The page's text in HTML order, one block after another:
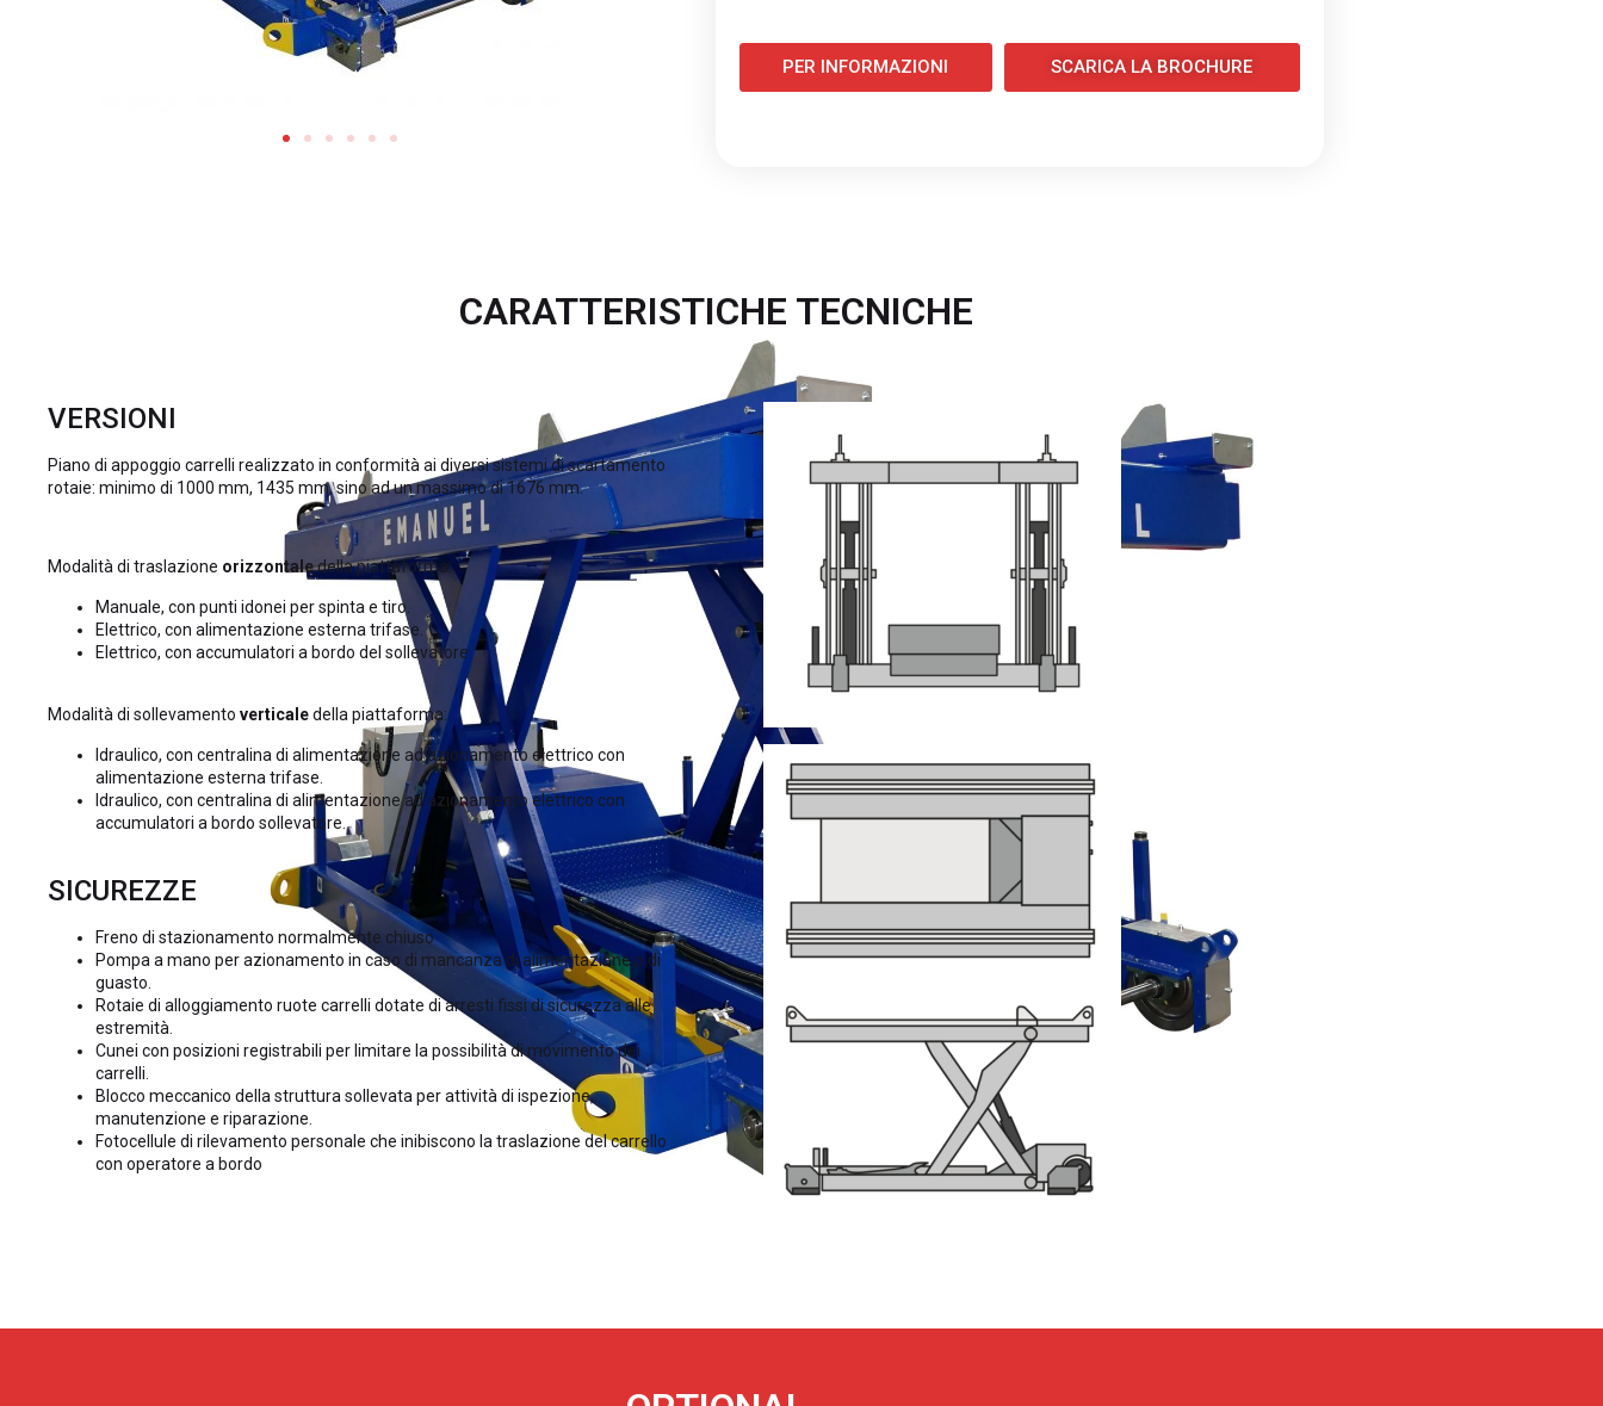
PER INFORMAZIONI SCARICA LA BROCHURE
CARATTERISTICHE TECNICHE
VERSIONI
Piano di appoggio carrelli realizzato in conformità ai diversi sistemi di scartamento
rotaie: minimo di 1000 mm, 1435 mm, sino ad un massimo di 1676 mm.
Modalità di traslazione orizzontaledella piattaforma:
Manuale, con punti idonei per spinta e tiro.
Elettrico, con alimentazione esterna trifase.
Elettrico, con accumulatori a bordo del sollevatore.
Modalità di sollevamento verticaledella piattaforma:
Idraulico, con centralina di alimentazione ad azionamento elettrico con
alimentazione esterna trifase.
Idraulico, con centralina di alimentazione ad azionamento elettrico con
accumulatori a bordo sollevatore.
SICUREZZE
Freno di stazionamento normalmente chiuso
Pompa a mano per azionamento in caso di mancanza di alimentazione o di
guasto.
Rotaie di alloggiamento ruote carrelli dotate di arresti fissi di sicurezza alle
estremità.
Cunei con posizioni registrabili per limitare la possibilità di movimento dei
carrelli.
Blocco meccanico della struttura sollevata per attività di ispezione,
manutenzione e riparazione.
Fotocellule di rilevamento personale che inibiscono la traslazione del carrello
con operatore a bordo